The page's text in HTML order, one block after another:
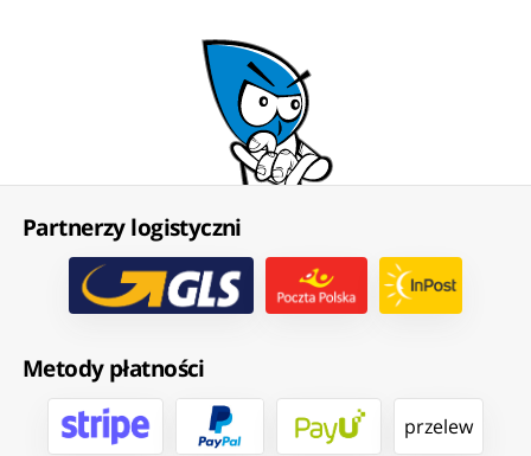
Partnerzy logistyczni
Metody płatności
przelew